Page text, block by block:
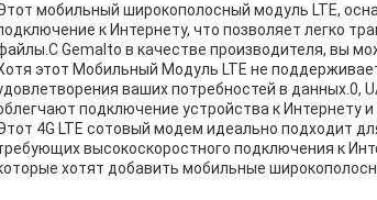
мобильный широкополосный модуль LTE,
к Интернету, что позволяет легко
Gemalto в качестве производителя, вы
этот Мобильный Модуль LTE не
ваших потребностей в данных.0,
подключение устройства к Интернету
4G LTE сотовый модем идеально подходит
высокоскоростного подключения к
хотят добавить мобильные